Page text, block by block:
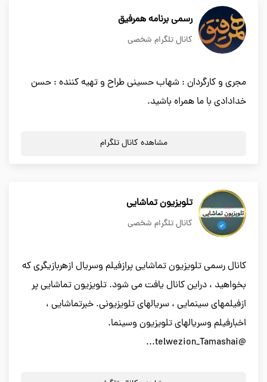
رسمی برنامه همرفیق
کانال تلگرام شخصی
مجری و کارگردان : شهاب حسینی طراح و تهیه کننده : حسن
خدادادی با ما همراه باشید.
مشاهده کانال تلگرام
تلویزیون تماشایی
کانال تلگرام شخصی
کانال رسمی تلویزیون تماشایی پرازفیلم وسریال ازهربازیگری که
بخواهید ، دراين کانال یافت می شود. تلویزیون تماشایی پر
ازفيلمهای سینمایی ، سریالهای تلویزیونی. خبرتماشایی ،
اخبارفیلم وسریالهای تلویزیون وسینما.
@telwezion_Tamashai...